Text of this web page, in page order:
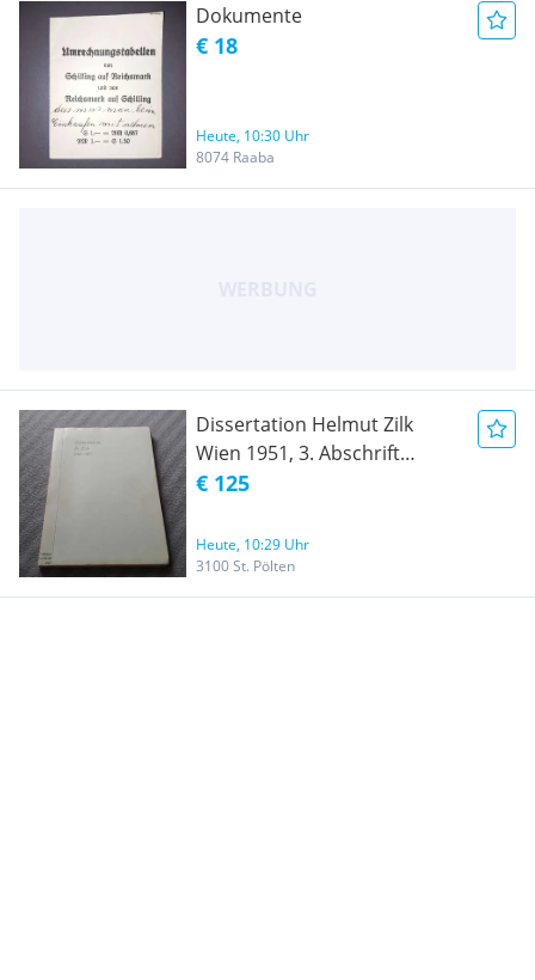
Dokumente
€ 18
Heute, 10:30 Uhr
8074 Raaba
Dissertation Helmut Zilk
Wien 1951, 3. Abschrift
15.11.1954
€ 125
Heute, 10:29 Uhr
3100 St. Pölten